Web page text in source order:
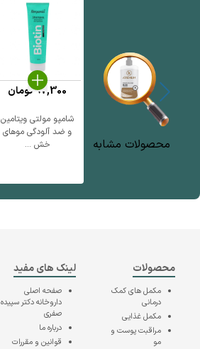
محصولات مشابه
شامپو مولتی ویتامین
و ضد آلودگی موهای
خش ...
97,300تومان
محصولات
مکمل های کمک
درمانی
مکمل غذایی
مراقبت پوست و
مو
لینک های مفید
صفحه اصلی
داروخانه دکتر سپیده
صفری
درباره ما
قوانین و مقررات